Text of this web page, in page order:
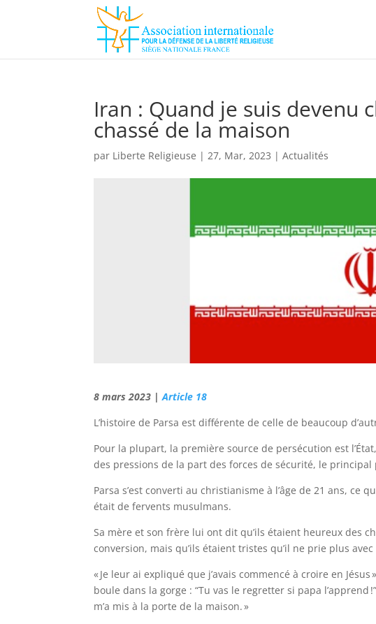
Iran : Quand je suis devenu
chassé de la maison
par Liberte Religieuse |27, Mar, 2023 |Actualités
8 mars 2023 |Article 18
L’histoire de Parsa est différente de celle de beaucoup
Pour la plupart, la première source de persécution est
des pressions de la part des forces de sécurité, le
Parsa s’est converti au christianisme à l’âge de 21 ans, ce
était de fervents musulmans.
Sa mère et son frère lui ont dit qu’ils étaient heureux des
conversion, mais qu’ils étaient tristes qu’il ne prie plus avec
« Je leur ai expliqué que j’avais commencé à croire en
boule dans la gorge : “Tu vas le regretter si papa l’apprend
m’a mis à la porte de la maison. »